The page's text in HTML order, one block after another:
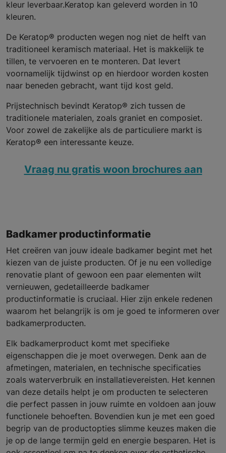
kleur leverbaar.Keratop kan geleverd worden in 10
kleuren.
De Keratop® producten wegen nog niet de helft van
traditioneel keramisch materiaal. Het is makkelijk te
tillen, te vervoeren en te monteren. Dat levert
voornamelijk tijdwinst op en hierdoor worden kosten
naar beneden gebracht, want tijd kost geld.
Prijstechnisch bevindt Keratop® zich tussen de
traditionele materialen, zoals graniet en composiet.
Voor zowel de zakelijke als de particuliere markt is
Keratop® een interessante keuze.
Vraag nu gratis woon brochures aan
Badkamer productinformatie
Het creëren van jouw ideale badkamer begint met het
kiezen van de juiste producten. Of je nu een volledige
renovatie plant of gewoon een paar elementen wilt
vernieuwen, gedetailleerde badkamer
productinformatie is cruciaal. Hier zijn enkele redenen
waarom het belangrijk is om je goed te informeren over
badkamerproducten.
Elk badkamerproduct komt met specifieke
eigenschappen die je moet overwegen. Denk aan de
afmetingen, materialen, en technische specificaties
zoals waterverbruik en installatievereisten. Het kennen
van deze details helpt je om producten te selecteren
die perfect passen in jouw ruimte en voldoen aan jouw
functionele behoeften. Bovendien kun je met een goed
begrip van de productopties slimme keuzes maken die
je op de lange termijn geld en energie besparen. Het is